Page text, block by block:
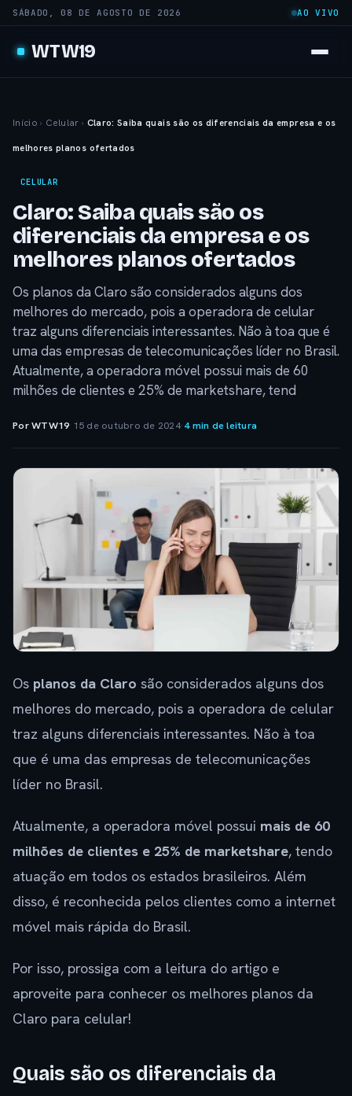
SÁBADO, 08 DE AGOSTO DE 2026 AO VIVO
WTW19
Início › Celular › Claro: Saiba quais são os diferenciais da empresa e os
melhores planos ofertados
CELULAR
Claro: Saiba quais são os
diferenciais da empresa e os
melhores planos ofertados
Os planos da Claro são considerados alguns dos
melhores do mercado, pois a operadora de celular
traz alguns diferenciais interessantes. Não à toa que é
uma das empresas de telecomunicações líder no Brasil.
Atualmente, a operadora móvel possui mais de 60
milhões de clientes e 25% de marketshare, tend
Por WTW19· 15 de outubro de 2024·4 min de leitura
Os planos da Claro são considerados alguns dos
melhores do mercado, pois a operadora de celular
traz alguns diferenciais interessantes. Não à toa
que é uma das empresas de telecomunicações
líder no Brasil.
Atualmente, a operadora móvel possui mais de 60
milhões de clientes e 25% de marketshare, tendo
atuação em todos os estados brasileiros. Além
disso, é reconhecida pelos clientes como a internet
móvel mais rápida do Brasil.
Por isso, prossiga com a leitura do artigo e
aproveite para conhecer os melhores planos da
Claro para celular!
Quais são os diferenciais da